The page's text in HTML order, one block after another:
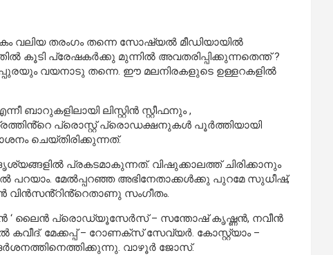
വലിയ തരംഗം തന്നെ സോഷ്യൽ മീഡിയായിൽ
പ്രേഷകർക്കു മുന്നിൽ അവതരിപ്പിക്കുന്നതെന്ത് ?
വയനാടു തന്നെ. ഈ മലനിരകളുടെ ഉള്ളറകളിൽ
ബാറുകളിലായി ലിസ്റ്റിൻ സ്റ്റീഫനും ,
പ്രൊസ്റ്റ് പ്രൊഡക്ഷനുകൾ പൂർത്തിയായി
ചെയ്തിരിക്കുന്നത്.
പ്രകടമാകുന്നത്. വിഷുക്കാലത്ത് ചിരിക്കാനും
പറയാം. മേൽപ്പറഞ്ഞ അഭിനേതാക്കൾക്കു പുറമേ സുധീഷ്,
വിൻസൻ്റിൻ്റെതാണു സംഗീതം.
‘ ലൈൻ പ്രൊഡ്യൂസേർസ് – സന്തോഷ് കൃഷ്ണൻ, നവീൻ
മേക്കപ്പ് – റോണക്സ് സേവ്യർ. കോസ്റ്റ്യാം –
വാഴൂർ ജോസ്.